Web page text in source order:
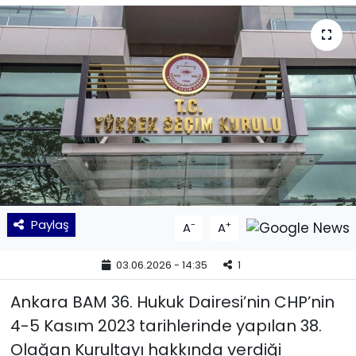
Paylaş A- A+
03.06.2026 - 14:35 1
Ankara BAM 36. Hukuk Dairesi’nin CHP’nin
4-5 Kasım 2023 tarihlerinde yapılan 38.
Olağan Kurultayı hakkında verdiği
KÜLTÜR SANAT
MAGAZİN
POLİTİKA
SAĞLIK
Siyaset
SPOR
TEKNOLOJİ
Yaşam